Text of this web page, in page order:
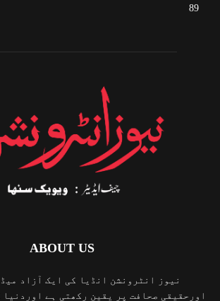
89
ABOUT US
نیوز انٹرونشن انڈیا کی ایک آزاد
اورحقیقی صحافت پر یقین رکھتی ہے اوردنیا